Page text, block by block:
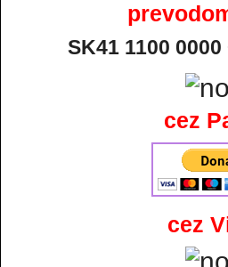
SK41 1100
cez
cez